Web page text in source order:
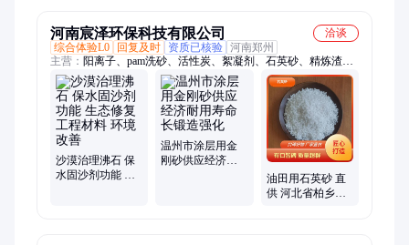
河南宸泽环保科技有限公司
洽谈
综合体验L0
回复及时 资质已核验 河南郑州
主营： 阳离子、pam洗砂、活性炭、絮凝剂、石英砂、精炼渣、
pam污水、高分子、阴离子、悬浮球、醋酸钠、火山岩、pam屠
宰、pam油田、pam聚丙烯、打桩污泥、污水改造、洗沙污水、
人工湿地、污水净火、城镇污水、宸泽环保、污水过滤、屠宰废
水、地质公园
沙漠治理沸石 保
水固沙剂功能 生
温州市涂层用金
刚砂供应经济耐
油田用石英砂 直
供 河北省柏乡县